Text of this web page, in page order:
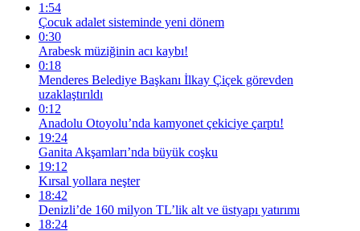
1:54
Çocuk adalet sisteminde yeni dönem
0:30
Arabesk müziğinin acı kaybı!
0:18
Menderes Belediye Başkanı İlkay Çiçek görevden
uzaklaştırıldı
0:12
Anadolu Otoyolu’nda kamyonet çekiciye çarptı!
19:24
Ganita Akşamları’nda büyük coşku
19:12
Kırsal yollara neşter
18:42
Denizli’de 160 milyon TL’lik alt ve üstyapı yatırımı
18:24